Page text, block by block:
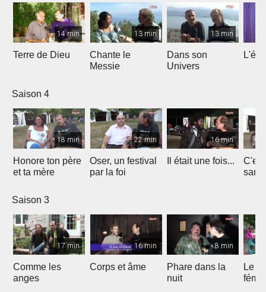
14 min
Terre de Dieu
13 min
Chante le
Messie
13 min
Dans son
Univers
Saison 4
18 min
Honore ton père
et ta mère
22 min
Oser, un festival
par la foi
16 min
Il était une fois...
Saison 3
17 min
Comme les
anges
16 min
Corps et âme
8 min
Phare dans la
nuit
Le